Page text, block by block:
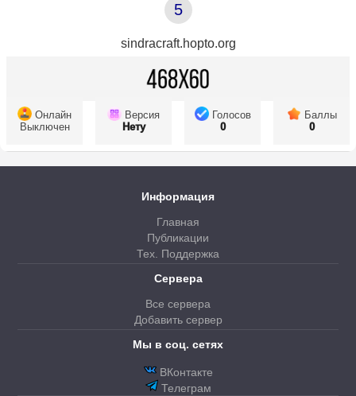
5
sindracraft.hopto.org
Онлайн
Выключен
Версия
Нету
Голосов
0
Баллы
0
Информация
Главная
Публикации
Тех. Поддержка
Сервера
Все сервера
Добавить сервер
Мы в соц. сетях
ВКонтакте
Телеграм